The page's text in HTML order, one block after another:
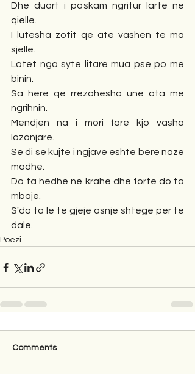
Dhe duart i paskam ngritur larte ne
qielle.
I lutesha zotit qe ate vashen te ma
sjelle.
Lotet nga syte litare mua pse po me
binin.
Sa here qe rrezohesha une ata me
ngrihnin.
Mendjen na i mori fare kjo vasha
lozonjare.
Se di se kujte i ngjave eshte bere naze
madhe.
Do ta hedhe ne krahe dhe forte do ta
mbaje.
S'do ta le te gjeje asnje shtege per te
dale.
Poezi
Comments